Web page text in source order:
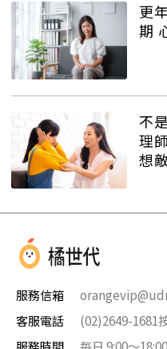
更
期
不
理
想敵
服務信箱
客服電話
(02)2649-1681